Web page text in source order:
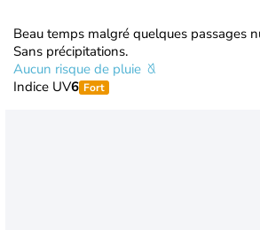
Beau temps malgré quelques passages
Sans précipitations.
Aucun risque de pluie
Indice UV6 Fort